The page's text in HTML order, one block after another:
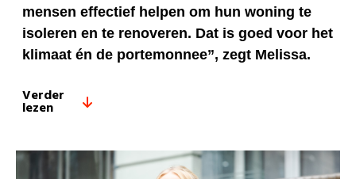
mensen effectief helpen om hun woning te
isoleren en te renoveren. Dat is goed voor het
klimaat én de portemonnee”, zegt Melissa.
Verder
lezen